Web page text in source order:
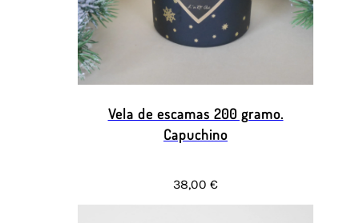
Vela de escamas 200 gramo.
Capuchino
38,00 €